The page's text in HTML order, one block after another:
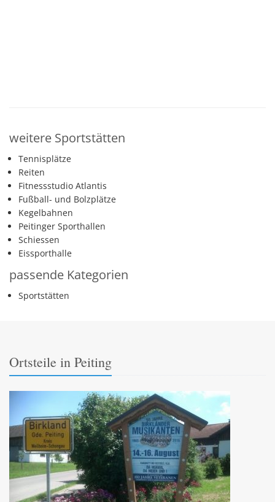
weitere Sportstätten
Tennisplätze
Reiten
Fitnessstudio Atlantis
Fußball- und Bolzplätze
Kegelbahnen
Peitinger Sporthallen
Schiessen
Eissporthalle
passende Kategorien
Sportstätten
Ortsteile in Peiting